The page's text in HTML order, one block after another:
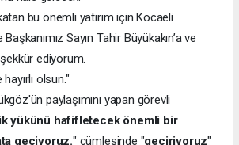
bu önemli yatırım için Kocaeli
Sayın Tahir Büyükakın’a ve
ediyorum.
olsun."
paylaşımını yapan görevli
yükünü hafifletecek önemli bir
geçiyoruz." cümlesinde "geçiriyoruz"